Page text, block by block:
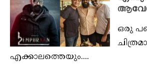
ഒരു
എക്കാലത്തെയും....